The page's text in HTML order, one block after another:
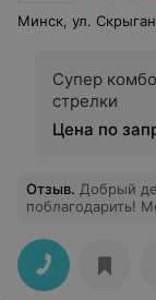
Минск, ул.
Супер
стрелки
Цена по
Отзыв. Добрый
поблагодарить!
утро их
отличная, цвет